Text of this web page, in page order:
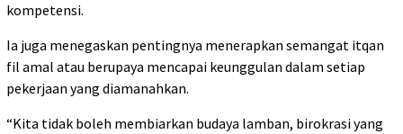
kompetensi.
Ia juga menegaskan pentingnya menerapkan semangat itqan
fil amal atau berupaya mencapai keunggulan dalam setiap
pekerjaan yang diamanahkan.
“Kita tidak boleh membiarkan budaya lamban, birokrasi yang